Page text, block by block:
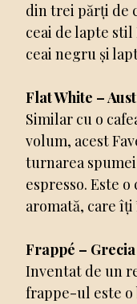
din trei părți de
ceai de lapte stil
ceai negru și
Flat White –
Similar cu o
volum, acest
turnarea
espresso. Este
aromată, care
Frappé – Grecia
Inventat de un
frappe-ul este o